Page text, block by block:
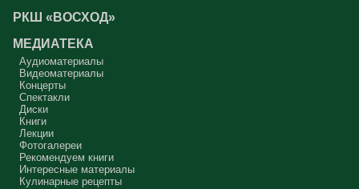
РКШ «ВОСХОД»
МЕДИАТЕКА
Аудиоматериалы
Видеоматериалы
Концерты
Спектакли
Диски
Книги
Лекции
Фотогалереи
Рекомендуем книги
Интересные материалы
Кулинарные рецепты